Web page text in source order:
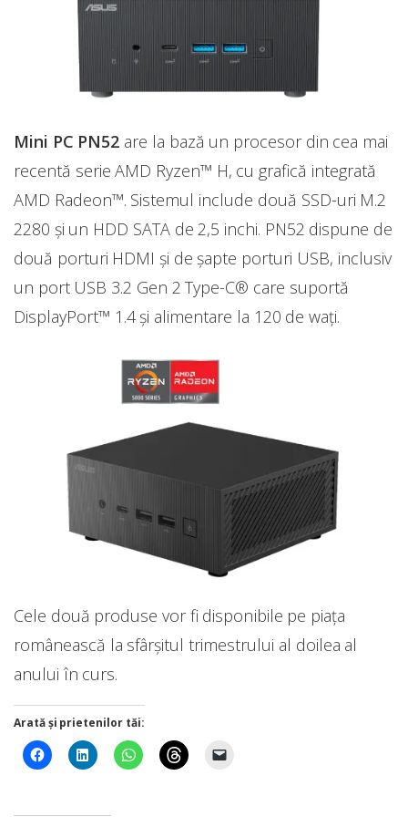
Mini PC PN52 are la bază un procesor din cea mai
recentă serie AMD Ryzen™ H, cu grafică integrată
AMD Radeon™. Sistemul include două SSD-uri M.2
2280 și un HDD SATA de 2,5 inchi. PN52 dispune de
două porturi HDMI și de șapte porturi USB, inclusiv
un port USB 3.2 Gen 2 Type-C® care suportă
DisplayPort™ 1.4 și alimentare la 120 de wați.
Cele două produse vor fi disponibile pe piața
românească la sfârșitul trimestrului al doilea al
anului în curs.
Arată și prietenilor tăi: